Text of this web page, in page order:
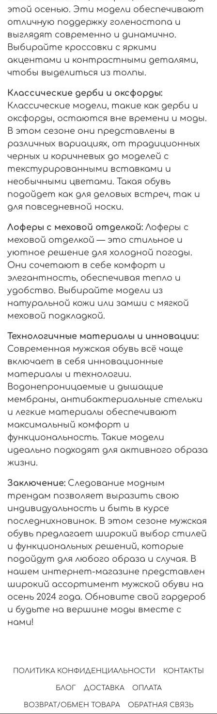
этой осенью. Эти модели обеспечивают
отличную поддержку голеностопа и
выглядят современно и динамично.
Выбирайте кроссовки с яркими
акцентами и контрастными деталями,
чтобы выделиться из толпы.
Классические дерби и оксфорды:
Классические модели, такие как дерби и
оксфорды, остаются вне времени и моды.
В этом сезоне они представлены в
различных вариациях, от традиционных
черных и коричневых до моделей с
текстурированными вставками и
необычными цветами. Такая обувь
подойдет как для деловых встреч, так и
для повседневной носки.
Лоферы с меховой отделкой: Лоферы с
меховой отделкой — это стильное и
уютное решение для холодной погоды.
Они сочетают в себе комфорт и
элегантность, обеспечивая тепло и
удобство. Выбирайте модели из
натуральной кожи или замши с мягкой
меховой подкладкой.
Технологичные материалы и инновации:
Современная мужская обувь всё чаще
включает в себя инновационные
материалы и технологии.
Водонепроницаемые и дышащие
мембраны, антибактериальные стельки
и легкие материалы обеспечивают
максимальный комфорт и
функциональность. Такие модели
идеально подходят для активного образа
жизни.
Заключение: Следование модным
трендам позволяет выразить свою
индивидуальность и быть в курсе
последнихновинок. В этом сезоне мужская
обувь предлагает широкий выбор стилей
и функциональных решений, которые
подойдут для любого образа и случая. В
нашем интернет-магазине представлен
широкий ассортимент мужской обуви на
осень 2024 года. Обновите свой гардероб
и будьте на вершине моды вместе с
нами!
ПОЛИТИКА КОНФИДЕНЦИАЛЬНОСТИ КОНТАКТЫ
БЛОГ ДОСТАВКА ОПЛАТА
ВОЗВРАТ/ОБМЕН ТОВАРА ОБРАТНАЯ СВЯЗЬ